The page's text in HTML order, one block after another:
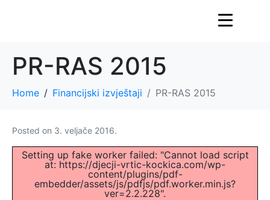
PR-RAS 2015
Home Financijski izvještaji PR-RAS 2015
Posted on 3. veljače 2016.
Setting up fake worker failed: "Cannot load script
at: https://djecji-vrtic-kockica.com/wp-
content/plugins/pdf-
embedder/assets/js/pdfjs/pdf.worker.min.js?
ver=2.2.228".